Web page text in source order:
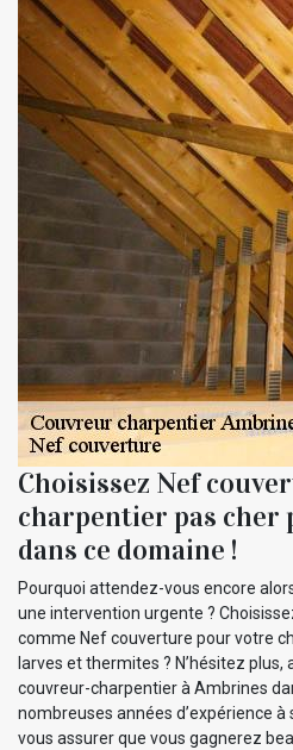
Choisissez Nef
charpentier pas cher
dans ce domaine !
Pourquoi attendez-vous encore
une intervention urgente ?
comme Nef couverture pour votre
larves et thermites ? N’hésitez
couvreur-charpentier à Ambrines
nombreuses années d’expérience
vous assurer que vous gagnerez